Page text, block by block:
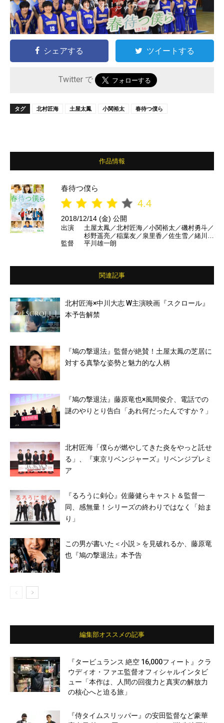
いいね ! しよう
シェアする ツイートする
Twitter で
タグ 北村匠海 土屋太鳳 小関裕太 春待つ僕ら
作品情報
春待つ僕ら
4.4
2018/12/14 (金) 公開
出演
土屋太鳳／北村匠海／小関裕太／磯村勇斗／
杉野遥亮／稲葉友／泉里香／佐生雪／緒川た
まき ほか
監督 平川雄一朗
関連記事
北村匠海×中川大志 W主演映画『スクロール』
本予告解禁
『鳩の撃退法』監督が絶賛！土屋太鳳の芝居に
対する真摯な姿勢と魅力的な人柄
『鳩の撃退法』藤原竜也×風間俊介、電話での
謎のやりとり告白「あれ何だったんですか？」
北村匠海「僕らが燃やしてきた炎をやっと託せ
る」、『東京リベンジャーズ』リベンジプレミ
ア
『るろうに剣心』佐藤健らキャスト＆監督一
同、感無量！シリーズの終わりではなく「始ま
り」
この男が書いた＜小説＞を見破れるか、藤原竜
也『鳩の撃退法』本予告
編集部オススメの記事
『タービュランス 絶空 16,000フィート』クラ
ウディオ・ファエ監督オフィシャルインタビ
ュー「本作は、人間の回復力と真実の解放力
の核心へと迫る旅」
『侍タイムスリッパー』の安田監督など豪華